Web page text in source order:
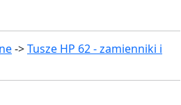
->Tusze HP 62 - zamienniki i